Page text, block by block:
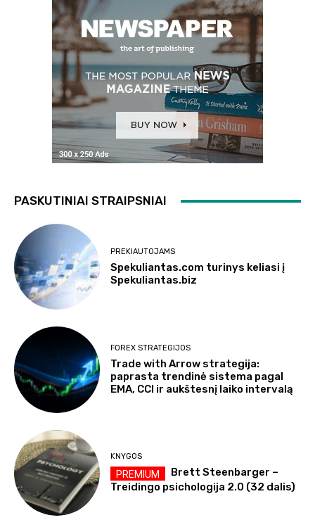
PASKUTINIAI STRAIPSNIAI
PREKIAUTOJAMS
Spekuliantas.com turinys keliasi į
Spekuliantas.biz
FOREX STRATEGIJOS
Trade with Arrow strategija:
paprasta trendinė sistema pagal
EMA, CCI ir aukštesnį laiko intervalą
KNYGOS
Brett Steenbarger –
Treidingo psichologija 2.0 (32 dalis)